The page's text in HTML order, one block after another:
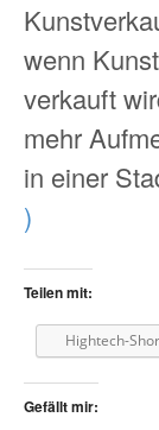
wenn
verkauft
mehr
in einer
)
Teilen mit:
Hightech-
Gefällt mir: